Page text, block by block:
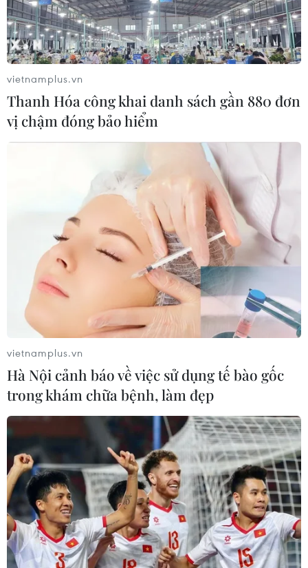
TIN CÙNG CHUYÊN MỤC
Tiến "Bịp" hầu tòa trong vụ
án tổ chức sử dụng trái phép chất ma
túy
07/08/2026 04:40
Khởi tố đối tượng giả danh Công an,
lừa đảo "chạy án" tại Đắk Lắk
vietnamplus.vn
Thanh Hóa công khai danh sách gần 880 đơn
vị chậm đóng bảo hiểm
vietnamplus.vn
Hà Nội cảnh báo về việc sử dụng tế bào gốc
trong khám chữa bệnh, làm đẹp